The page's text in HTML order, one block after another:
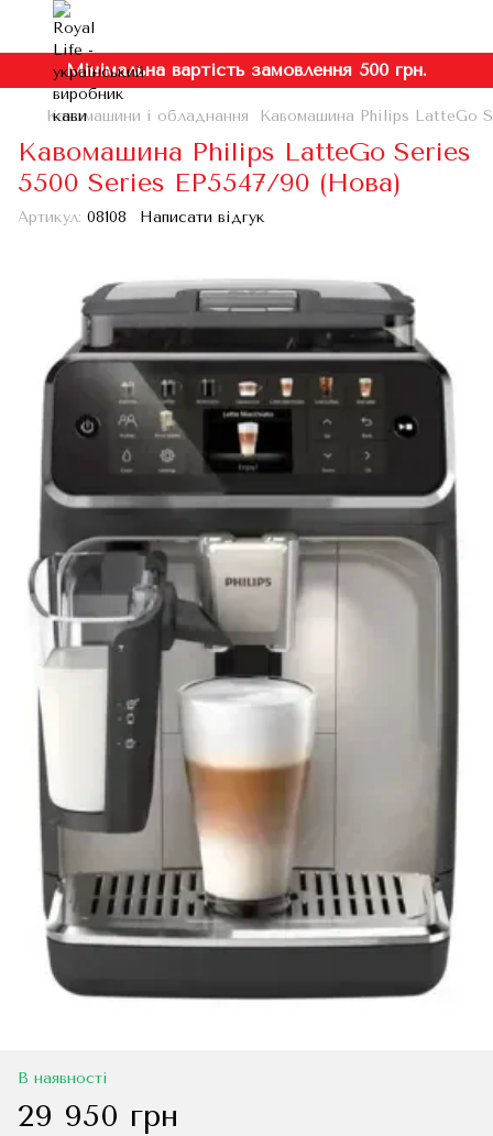
Мінімальна вартість замовлення 500 грн.
Кавомашини і обладнання Кавомашина Philips LatteGo
Кавомашина Philips LatteGo Series
5500 Series EP5547/90 (Нова)
Артикул: 08108 Написати відгук
В наявності
29 950 грн